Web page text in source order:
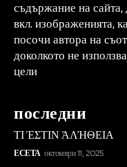
съдържание на сайта,
вкл. изображенията,
посочи автора на
доколкото не
цели
последни
ΤΙ ἘΣΤΙΝ ἈΛΉΘΕΙΑ
ЕСЕТА октомври 11, 2025